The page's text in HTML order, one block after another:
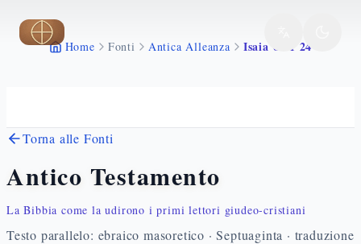
Vai al contenuto principale
Home Fonti Antica Alleanza Isaia 66 1 24
Torna alle Fonti
Antico Testamento
La Bibbia come la udirono i primi lettori giudeo-cristiani
Testo parallelo: ebraico masoretico · Septuaginta · traduzione